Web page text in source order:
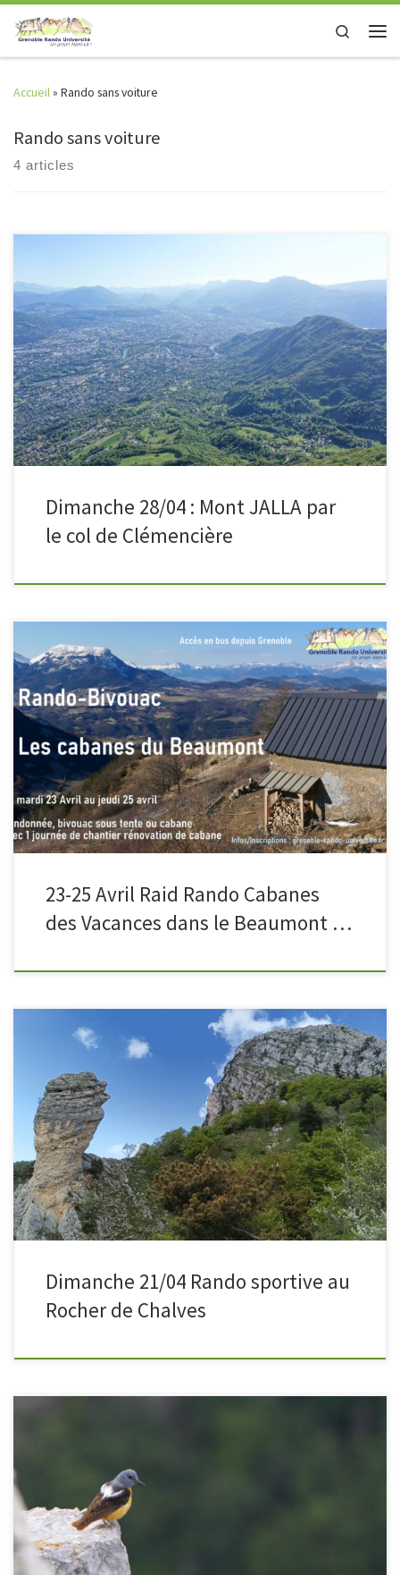
Skip to content
Search
Accueil» Rando sans voiture
Rando sans voiture
4 articles
Redécouverte des sentiers du Col de Clémencières avant de bifurquer
vers le mont JALLA au dessus de la bastille: altitude 634m. Vu à 180° sur
Grenoble, le massif du Vercors et une partie de Belledonne, puis
redescente sur Grenoble en passant par le GR9, Croix de Quinsonas (si
personne n’est […]
Dimanche 28/04 : Mont JALLA par
le col de Clémencière
Randonnée organisée en partenariat avec le Crous Grenoble-Alpes
ouverte à tous les étudiant-e-s (adhérents ou non du club) 3 jours (ou
plus) pour découvrir les montagnes du Beaumont aux portes du
massif des Ecrins avec de magnifiques vues sur le Dévoluy, le Vercors et
donc les Ecrins 🙂 Nous participerons […]
23-25 Avril Raid Rando Cabanes
des Vacances dans le Beaumont …
Salut ! Avec le retour des beaux jours, je vous propose ce dimanche 21
avril une randonnée sportive en traversée par le Rocher de Chalves, un
des sommets de Chartreuse bien visible depuis Grenoble. Ce sera
l’occasion d’avoir un panorama sur les sommets de la Chartreuse, du
Vercors et de […]
Dimanche 21/04 Rando sportive au
Rocher de Chalves
Avec le Crous Grenoble-Alpes et le Club Grenoble Rando Université,
partez à la découverte de la faune et des oiseaux dans le Vercors ou en
Belledonne. Tendez l’oreille et laissez-vous guider par Eloi, passionné
d’ornithologie et de nature ! La nuit en cabane sera l’occasion de
s’immerger en montagne. Difficulté […]